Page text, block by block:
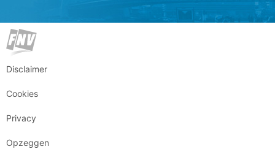
Disclaimer
Cookies
Privacy
Opzeggen